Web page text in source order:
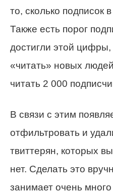
то, сколько подписок
Также есть порог
достигли этой
«читать» новых
читать 2 000
В связи с этим
отфильтровать и
твиттерян, которых
нет. Сделать это
занимает очень